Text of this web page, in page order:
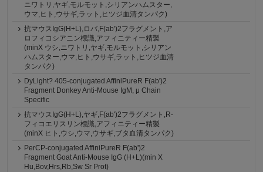
ニワトリ,ヤギ,モルモット,シリアンハムスター,
ウマ,ヒト,ウサギ,ラット,ヒツジ血清タンパク)
抗マウスIgG(H+L),ロバ,F(ab')2フラグメント,ア
ロフィコシアニン標識,アフィニティー精製
(minX ウシ,ニワトリ,ヤギ,モルモット,シリアン
ハムスター,ウマ,ヒト,ウサギ,ラット,ヒツジ血清
タンパク)
DyLight? 405-conjugated AffiniPureR F(ab')2
Fragment Donkey Anti-Mouse IgM, μ Chain
Specific
抗マウスIgG(H+L),ヤギ,F(ab')2フラグメント,R-
フィコエリスリン標識,アフィニティー精製
(minX ヒト,ウシ,ウマ,ウサギ,ブタ血清タンパク)
PerCP-conjugated AffiniPureR F(ab')2
Fragment Goat Anti-Mouse IgG (H+L)(min X
Hu,Bov,Hrs,Rb,Sw Sr Prot)